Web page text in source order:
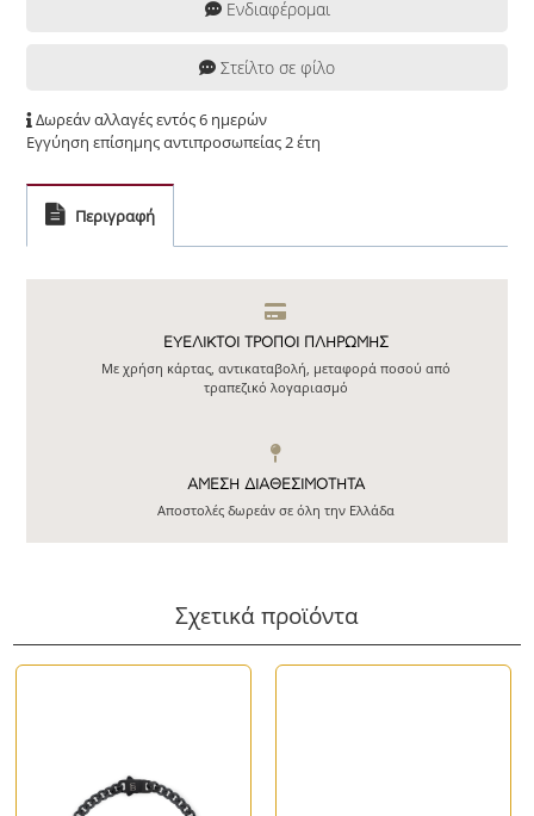
Ενδιαφέρομαι
Στείλτο σε φίλο
Δωρεάν αλλαγές εντός 6 ημερών
Εγγύηση επίσημης αντιπροσωπείας 2 έτη
Περιγραφή
ΕΥΕΛΙΚΤΟΙ ΤΡΟΠΟΙ ΠΛΗΡΩΜΗΣ
Με χρήση κάρτας, αντικαταβολή, μεταφορά ποσού από
τραπεζικό λογαριασμό
ΆΜΕΣΗ ΔΙΑΘΕΣΙΜΌΤΗΤΑ
Αποστολές δωρεάν σε όλη την Ελλάδα
Σχετικά προϊόντα